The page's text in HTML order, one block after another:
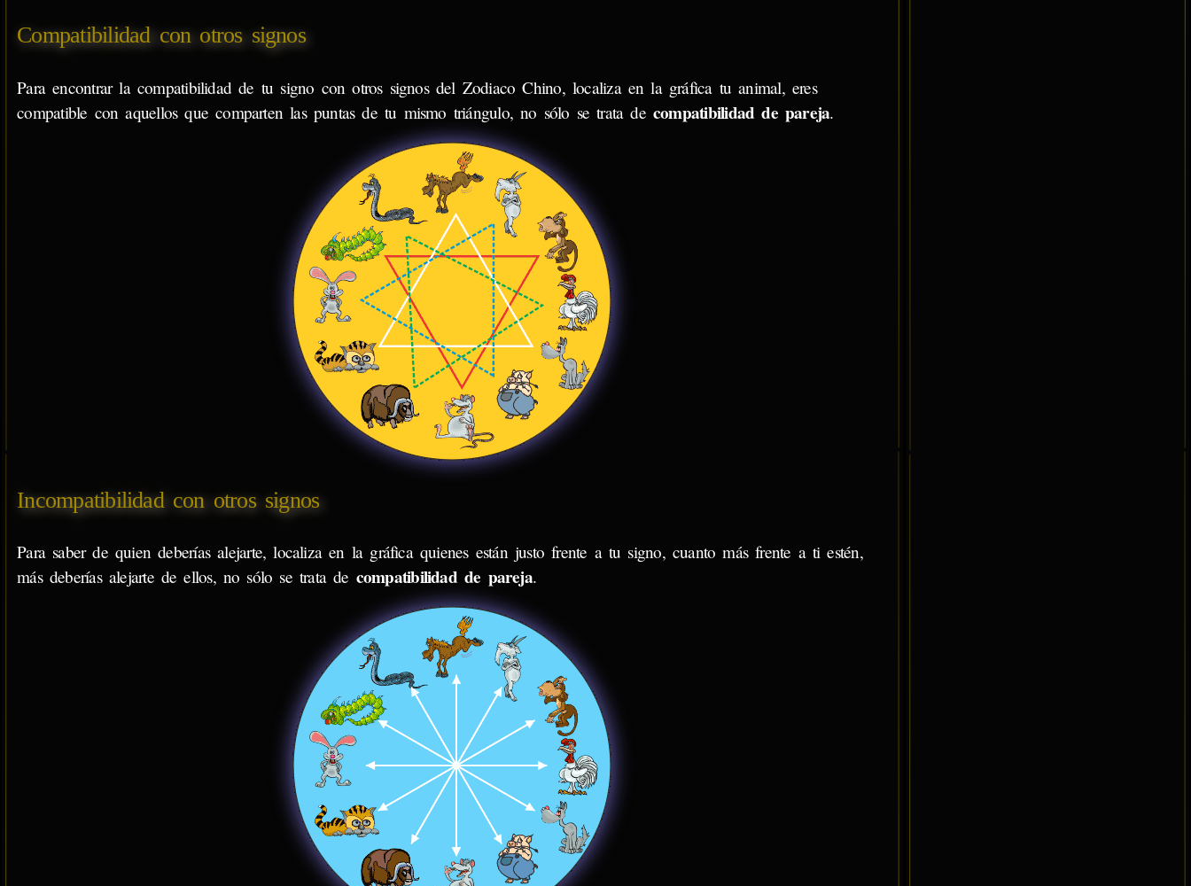
Compatibilidad con otros signos
Para encontrar la compatibilidad de tu signo con otros signos del Zodiaco Chino, localiza en la gráfica tu animal, eres
compatible con aquellos que comparten las puntas de tu mismo triángulo, no sólo se trata de compatibilidad de pareja.
Incompatibilidad con otros signos
Para saber de quien deberías alejarte, localiza en la gráfica quienes están justo frente a tu signo, cuanto más frente a ti estén,
más deberías alejarte de ellos, no sólo se trata de compatibilidad de pareja.